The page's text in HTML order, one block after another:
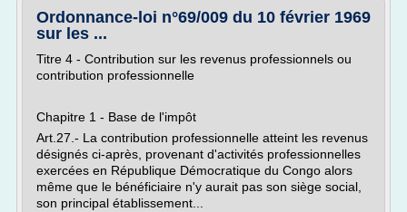
Ordonnance-loi n°69/009 du 10 février 1969
sur les ...
Titre 4 - Contribution sur les revenus professionnels ou
contribution professionnelle
Chapitre 1 - Base de l'impôt
Art.27.- La contribution professionnelle atteint les revenus
désignés ci-après, provenant d'activités professionnelles
exercées en République Démocratique du Congo alors
même que le bénéficiaire n'y aurait pas son siège social,
son principal établissement...